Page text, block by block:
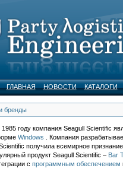
ГЛАВНАЯ НОВОСТИ КАТАЛОГИ
бренды
году компания Seagull Scientific
Windows . Компания
получила всемирное
продукт Seagull Scientific – Bar
с программным обеспечением